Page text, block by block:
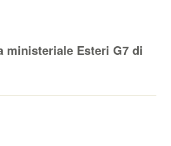
Esteri G7 di